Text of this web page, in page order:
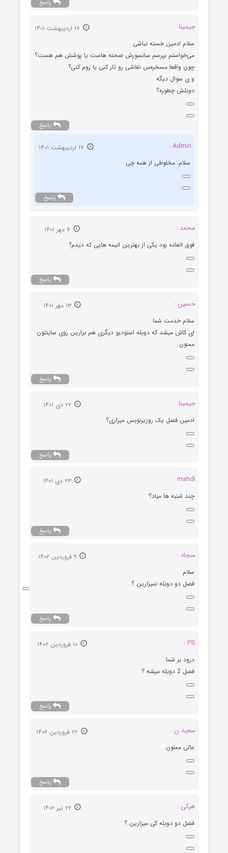
پاسخ
جیمینا :
سلام ادمین خسته نباشی
می‌خواستم بپرسم سانسورش صحنه هاست یا پوشش هم هست؟
چون واقعا مسخره‌س نقاشی رو تار کنی یا زوم کنی?
و ی سوال دیگه
دوبلش چطوره؟
پاسخ
Admin :
سلام. مخلوطی از همه چی
پاسخ
محمد :
فوق العاده بود یکی از بهترین انیمه هایی که دیدم?
پاسخ
حسین :
۱۳ مهر ۱۴۰۱
سلام خدمت شما
ای کاش میشد که دوبله استودیو دیگری هم بزارین روی سایتتون
ممنون
پاسخ
جیمینا :
۲۲ دی ۱۴۰۱
ادمین فصل یک روزیرنوبس میزاری؟
پاسخ
mahdi :
چند شنبه ها میاد؟
پاسخ
سجاد :
۹ فروردین ۱۴۰۲
سلام
فصل دو دوبله نمیزارین ؟
پاسخ
PS :
۱۰ فروردین ۱۴۰۲
درود بر شما
فصل 2 دوبله میشه ؟
پاسخ
سعید ن :
عالی ممنون
پاسخ
هرکی :
۲۲ تیر ۱۴۰۲
فصل دو دوبله کی میزارین ؟